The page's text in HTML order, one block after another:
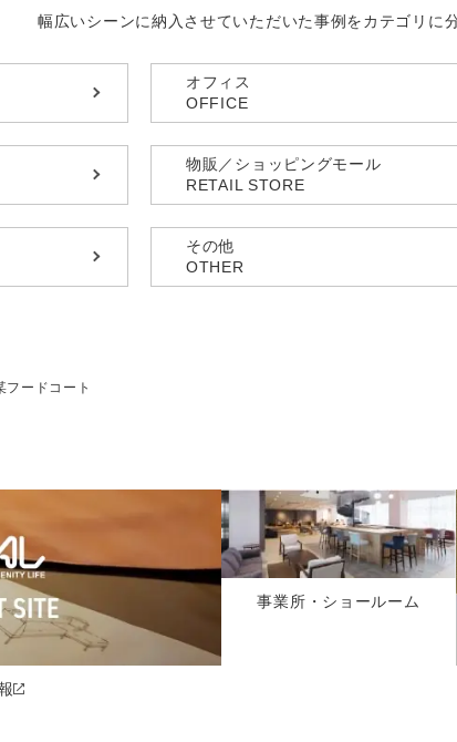
幅広いシーンに納入させていただいた事例をカテゴリに
オフィス
OFFICE
物販／ショッピングモール
RETAIL STORE
その他
OTHER
フードコート
事業所・ショールーム